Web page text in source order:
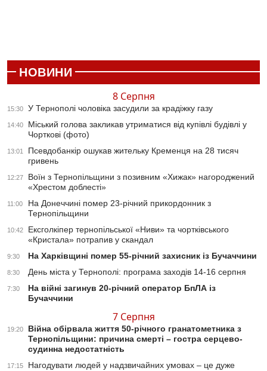
НОВИНИ
8 Серпня
15:30 У Тернополі чоловіка засудили за крадіжку газу
14:40
Міський голова закликав утриматися від купівлі будівлі у
Чорткові (фото)
13:01
Псевдобанкір ошукав жительку Кременця на 28 тисяч
гривень
12:27
Воїн з Тернопільщини з позивним «Хижак» нагороджений
«Хрестом доблесті»
11:00
На Донеччині помер 23-річний прикордонник з
Тернопільщини
10:42
Ексголкіпер тернопільської «Ниви» та чортківського
«Кристала» потрапив у скандал
9:30 На Харківщині помер 55-річний захисник із Бучаччини
8:30 День міста у Тернополі: програма заходів 14-16 серпня
7:30
На війні загинув 20-річний оператор БпЛА із
Бучаччини
7 Серпня
19:20
Війна обірвала життя 50-річного гранатометника з
Тернопільщини: причина смерті – гостра серцево-
судинна недостатність
17:15
Нагодувати людей у надзвичайних умовах – це дуже